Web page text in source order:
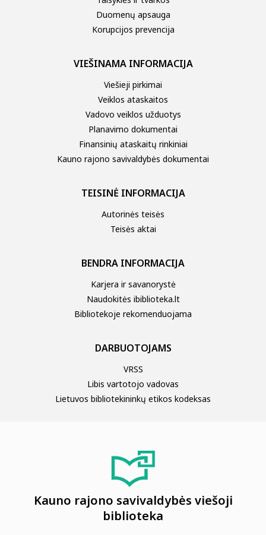
Raudondvaris
Padalinių veiklų planai
Facebook padaliniuose
Duomenų apsauga
Korupcijos prevencija
VIEŠINAMA INFORMACIJA
Viešieji pirkimai
Veiklos ataskaitos
Vadovo veiklos užduotys
Planavimo dokumentai
Finansinių ataskaitų rinkiniai
Kauno rajono savivaldybės dokumentai
TEISINĖ INFORMACIJA
Autorinės teisės
Teisės aktai
BENDRA INFORMACIJA
Karjera ir savanorystė
Naudokitės ibiblioteka.lt
Bibliotekoje rekomenduojama
DARBUOTOJAMS
VRSS
Libis vartotojo vadovas
Lietuvos bibliotekininkų etikos kodeksas
Kauno rajono savivaldybės viešoji
biblioteka